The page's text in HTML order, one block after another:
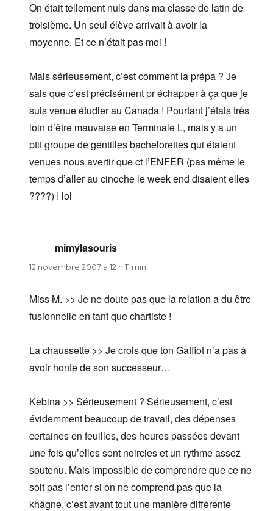
On était tellement nuls dans ma classe de latin de
troisième. Un seul élève arrivait à avoir la
moyenne. Et ce n’était pas moi !
Mais sérieusement, c’est comment la prépa ? Je
sais que c’est précisément pr échapper à ça que je
suis venue étudier au Canada ! Pourtant j’étais très
loin d’être mauvaise en Terminale L, mais y a un
ptit groupe de gentilles bachelorettes qui étaient
venues nous avertir que ct l’ENFER (pas même le
temps d’aller au cinoche le week end disaient elles
????) ! lol
mimylasouris
12 novembre 2007 à 12 h 11 min
Miss M. >> Je ne doute pas que la relation a du être
fusionnelle en tant que chartiste !
La chaussette >> Je crois que ton Gaffiot n’a pas à
avoir honte de son successeur…
Kebina >> Sérieusement ? Sérieusement, c’est
évidemment beaucoup de travail, des dépenses
certaines en feuilles, des heures passées devant
une fois qu’elles sont noircies et un rythme assez
soutenu. Mais impossible de comprendre que ce ne
soit pas l’enfer si on ne comprend pas que la
khâgne, c’est avant tout une manière différente